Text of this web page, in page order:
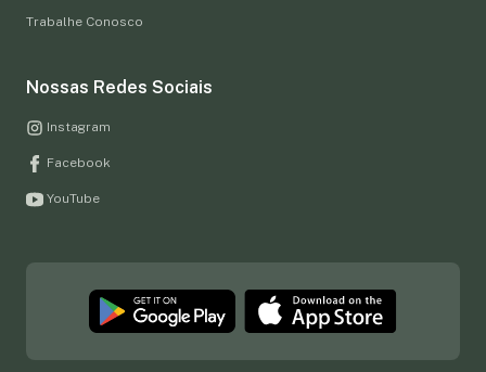
Trabalhe Conosco
Nossas Redes Sociais
Instagram
Facebook
YouTube